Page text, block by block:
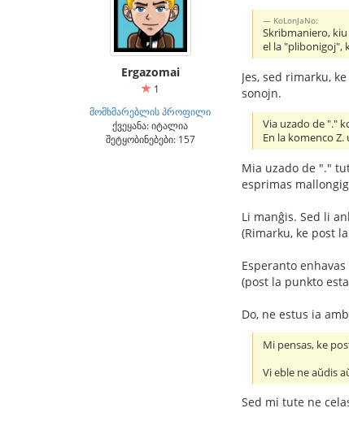
Ergazomai
1
მომხმარებლის პროფილი
ქვეყანა: იტალია
შეტყობინებები: 157
KoLonJaNo:
Skribmaniero,
el la "plibonigoj",
Jes, sed rimarku,
sonojn.
Via uzado de "."
En la komenco
Mia uzado de "."
esprimas
Li manĝis. Sed li
(Rimarku, ke post
Esperanto
(post la punkto
Do, ne estus ia
Mi pensas, ke
Vi eble ne aŭdis
Sed mi tute ne